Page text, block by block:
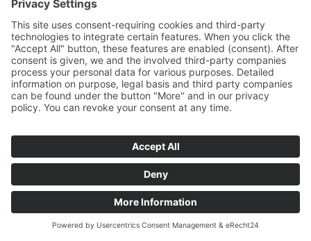
949466
info@tz-
stgeorgen.de
Made by MakeBranding